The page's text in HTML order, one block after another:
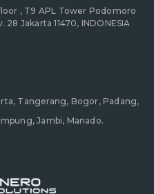
, T9 APL Tower Podomoro
Jakarta 11470, INDONESIA
Tangerang, Bogor, Padang,
Jambi, Manado.